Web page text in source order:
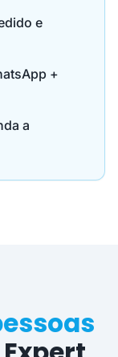
e
+
a